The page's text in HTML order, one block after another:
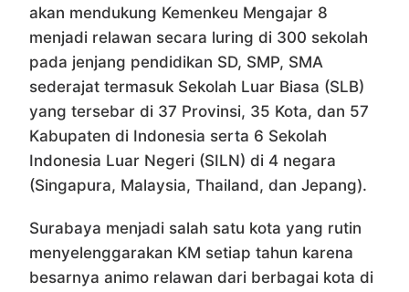
akan mendukung Kemenkeu Mengajar 8
menjadi relawan secara luring di 300 sekolah
pada jenjang pendidikan SD, SMP, SMA
sederajat termasuk Sekolah Luar Biasa (SLB)
yang tersebar di 37 Provinsi, 35 Kota, dan 57
Kabupaten di Indonesia serta 6 Sekolah
Indonesia Luar Negeri (SILN) di 4 negara
(Singapura, Malaysia, Thailand, dan Jepang).
Surabaya menjadi salah satu kota yang rutin
menyelenggarakan KM setiap tahun karena
besarnya animo relawan dari berbagai kota di